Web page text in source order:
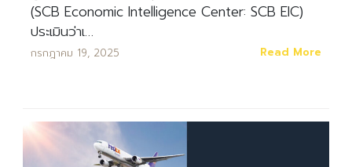
(SCB Economic Intelligence Center: SCB EIC)
ประเมินว่าเ…
กรกฎาคม 19, 2025 Read More